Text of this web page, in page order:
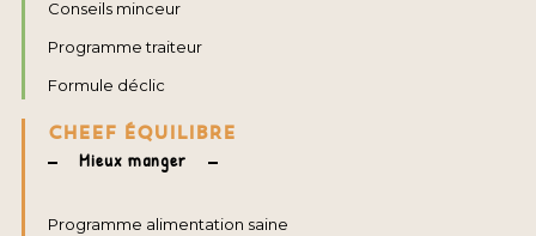
Conseils minceur
Programme traiteur
Formule déclic
CHEEF ÉQUILIBRE
Mieux manger
Programme alimentation saine